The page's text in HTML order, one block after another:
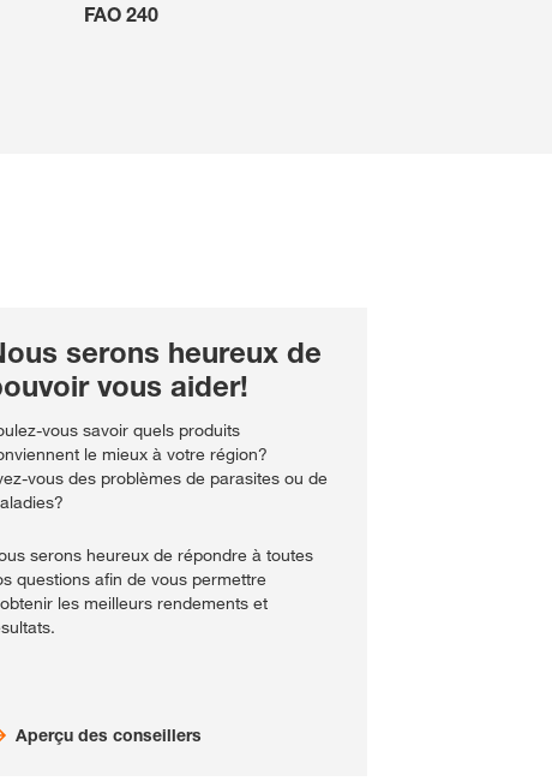
FAO 240
serons heureux de
vous aider!
vous savoir quels produits
le mieux à votre région?
vous des problèmes de parasites ou de
serons heureux de répondre à toutes
questions afin de vous permettre
les meilleurs rendements et
Aperçu des conseillers